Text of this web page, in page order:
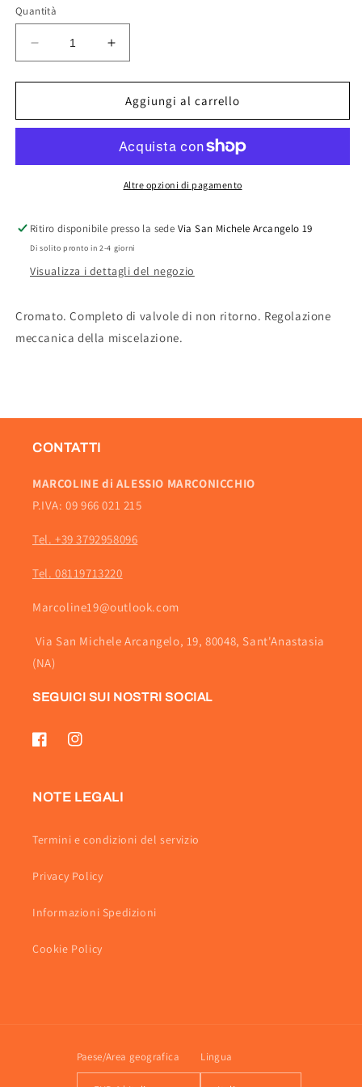
Quantità
Diminuisci
quantità
per
MISCELATORE
MECCANICO
Aumenta
quantità
per
MISCELATORE
MECCANICO
SOTTOLAVABO
Aggiungi al carrello
Altre opzioni di pagamento
Ritiro disponibile presso la sede Via San Michele Arcangelo 19
Di solito pronto in 2-4 giorni
Visualizza i dettagli del negozio
Cromato. Completo di valvole di non ritorno. Regolazione
meccanica della miscelazione.
CONTATTI
MARCOLINE di ALESSIO MARCONICCHIO
P.IVA: 09 966 021 215
Tel. +39 3792958096
Tel. 08119713220
Marcoline19@outlook.com
Via San Michele Arcangelo, 19, 80048, Sant'Anastasia
(NA)
SEGUICI SUI NOSTRI SOCIAL
FacebookInstagram
NOTE LEGALI
Termini e condizioni del servizio
Privacy Policy
Informazioni Spedizioni
Cookie Policy
Paese/Area geografica Lingua